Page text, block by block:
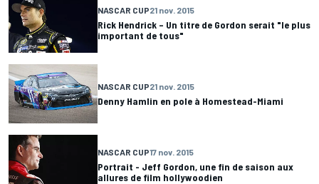
NASCAR CUP21 nov. 2015
Rick Hendrick – Un titre de Gordon serait "le plus
important de tous"
NASCAR CUP21 nov. 2015
Denny Hamlin en pole à Homestead-Miami
NASCAR CUP17 nov. 2015
Portrait - Jeff Gordon, une fin de saison aux
allures de film hollywoodien